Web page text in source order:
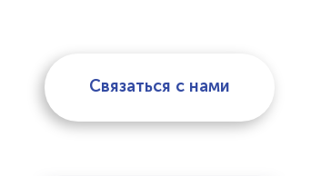
Связаться с нами